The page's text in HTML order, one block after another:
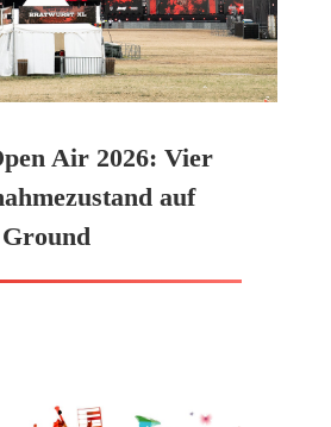
Air 2026: Vier
auf